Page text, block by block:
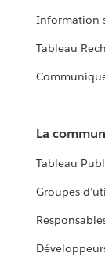
Information
Tableau
La
Tableau
Groupes